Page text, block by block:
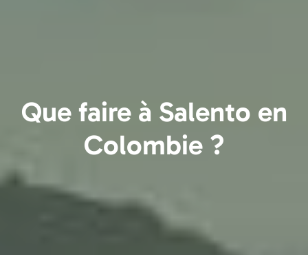
Que faire à Salento en
Colombie ?